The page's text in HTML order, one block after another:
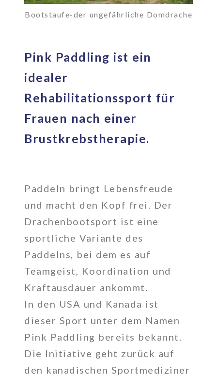
Bootstaufe-der ungefährliche Domdrache
Pink Paddling ist ein
idealer
Rehabilitationssport für
Frauen nach einer
Brustkrebstherapie.
Paddeln bringt Lebensfreude
und macht den Kopf frei. Der
Drachenbootsport ist eine
sportliche Variante des
Paddelns, bei dem es auf
Teamgeist, Koordination und
Kraftausdauer ankommt.
In den USA und Kanada ist
dieser Sport unter dem Namen
Pink Paddling bereits bekannt.
Die Initiative geht zurück auf
den kanadischen Sportmediziner